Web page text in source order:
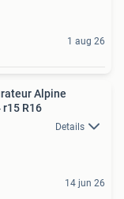
1 aug 26
Alpine
r15 R16
Details
14 jun 26